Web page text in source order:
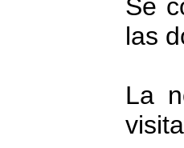
Se
las
La